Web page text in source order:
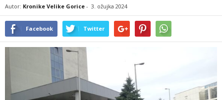
Autor: Kronike Velike Gorice - 3. ožujka 2024
Facebook Twitter